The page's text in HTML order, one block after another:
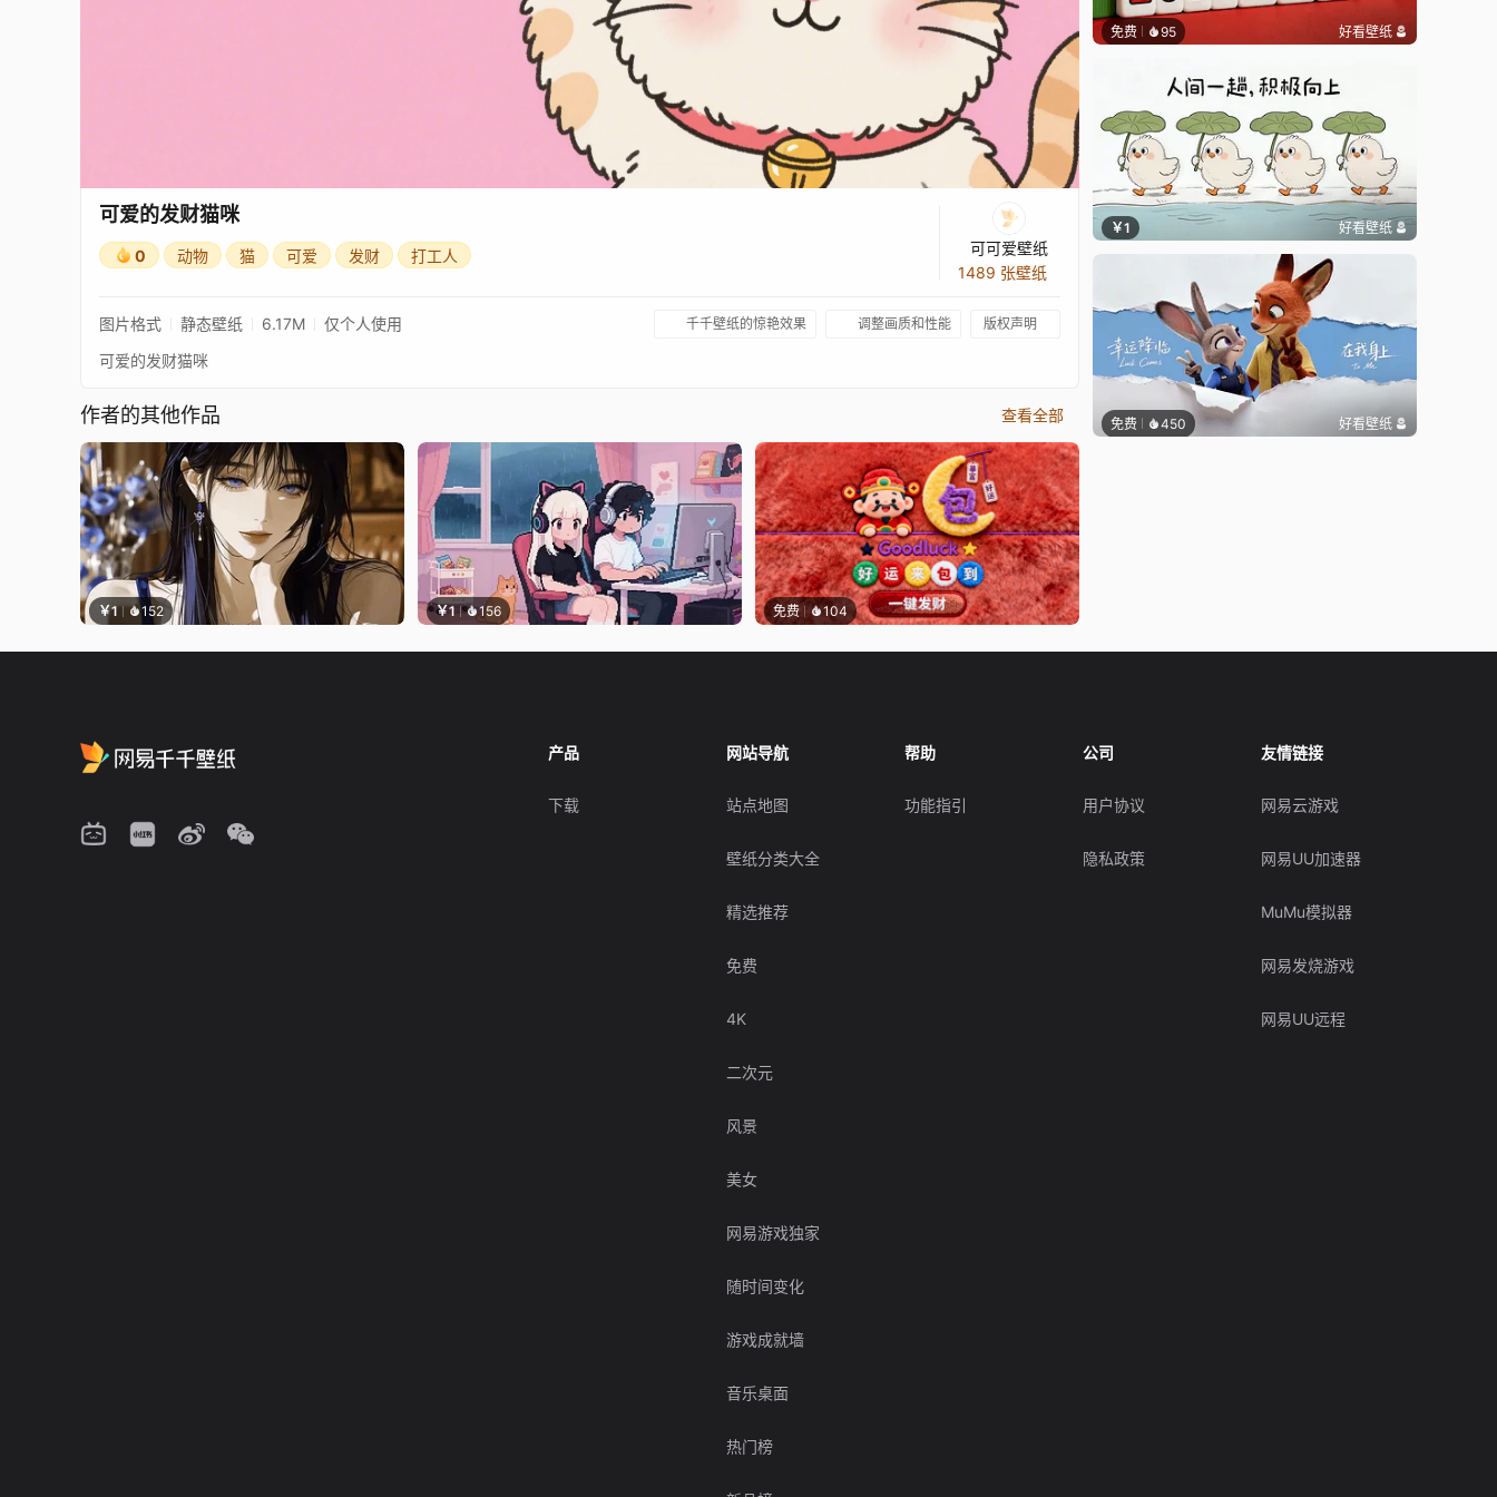
可爱的发财猫咪
0 动物 猫 可爱 发财 打工人
可可爱壁纸
1489 张壁纸
图片格式 静态壁纸 6.17M 仅个人使用 千千壁纸的惊艳效果 调整画质和性能 版权声明
可爱的发财猫咪
作者的其他作品 查看全部
￥1 152 ￥1 156 免费 104
免费 95 好看壁纸
￥1 好看壁纸
免费 450 好看壁纸
产品
下载
网站导航
站点地图
壁纸分类大全
精选推荐
免费
4K
二次元
风景
美女
网易游戏独家
随时间变化
游戏成就墙
音乐桌面
热门榜
帮助
功能指引
公司
用户协议
隐私政策
友情链接
网易云游戏
网易UU加速器
MuMu模拟器
网易发烧游戏
网易UU远程